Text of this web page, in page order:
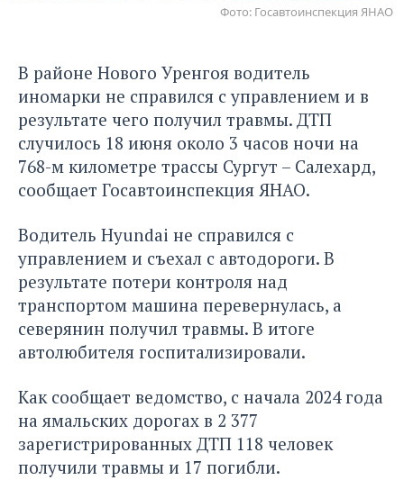
Фото: Госавтоинспекция ЯНАО
В районе Нового Уренгоя водитель
иномарки не справился с управлением и в
результате чего получил травмы. ДТП
случилось 18 июня около 3 часов ночи на
768-м километре трассы Сургут – Салехард,
сообщает Госавтоинспекция ЯНАО.
Водитель Hyundai не справился с
управлением и съехал с автодороги. В
результате потери контроля над
транспортом машина перевернулась, а
северянин получил травмы. В итоге
автолюбителя госпитализировали.
Как сообщает ведомство, с начала 2024 года
на ямальских дорогах в 2 377
зарегистрированных ДТП 118 человек
получили травмы и 17 погибли.